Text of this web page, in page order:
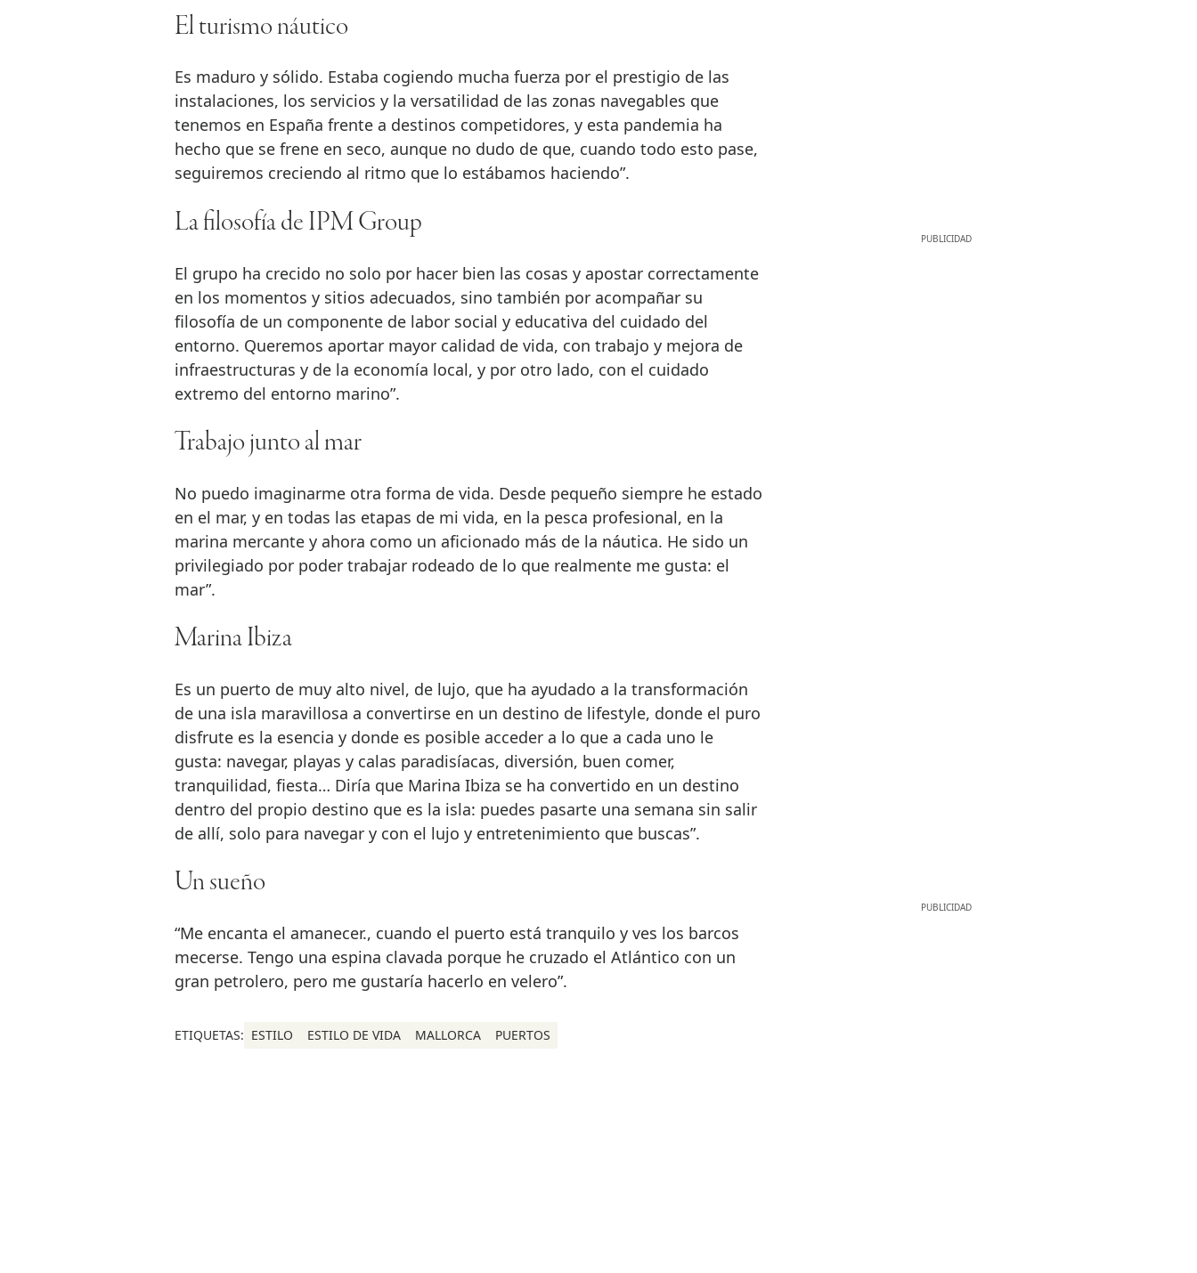
El turismo náutico
Es maduro y sólido. Estaba cogiendo mucha fuerza por el prestigio de las
instalaciones, los servicios y la versatilidad de las zonas navegables que
tenemos en España frente a destinos competidores, y esta pandemia ha
hecho que se frene en seco, aunque no dudo de que, cuando todo esto pase,
seguiremos creciendo al ritmo que lo estábamos haciendo”.
La filosofía de IPM Group
El grupo ha crecido no solo por hacer bien las cosas y apostar correctamente
en los momentos y sitios adecuados, sino también por acompañar su
filosofía de un componente de labor social y educativa del cuidado del
entorno. Queremos aportar mayor calidad de vida, con trabajo y mejora de
infraestructuras y de la economía local, y por otro lado, con el cuidado
extremo del entorno marino”.
Trabajo junto al mar
No puedo imaginarme otra forma de vida. Desde pequeño siempre he estado
en el mar, y en todas las etapas de mi vida, en la pesca profesional, en la
marina mercante y ahora como un aficionado más de la náutica. He sido un
privilegiado por poder trabajar rodeado de lo que realmente me gusta: el
mar”.
Marina Ibiza
Es un puerto de muy alto nivel, de lujo, que ha ayudado a la transformación
de una isla maravillosa a convertirse en un destino de lifestyle, donde el puro
disfrute es la esencia y donde es posible acceder a lo que a cada uno le
gusta: navegar, playas y calas paradisíacas, diversión, buen comer,
tranquilidad, fiesta… Diría que Marina Ibiza se ha convertido en un destino
dentro del propio destino que es la isla: puedes pasarte una semana sin salir
de allí, solo para navegar y con el lujo y entretenimiento que buscas”.
Un sueño
“Me encanta el amanecer., cuando el puerto está tranquilo y ves los barcos
mecerse. Tengo una espina clavada porque he cruzado el Atlántico con un
gran petrolero, pero me gustaría hacerlo en velero”.
ETIQUETAS: ESTILO ESTILO DE VIDA MALLORCA PUERTOS